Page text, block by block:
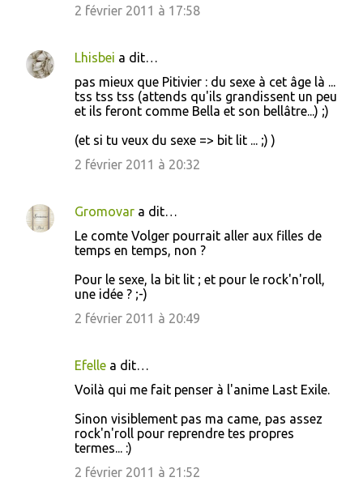
2 février 2011 à 17:58
Lhisbei a dit…
pas mieux que Pitivier : du sexe à cet âge là ...
tss tss tss (attends qu'ils grandissent un peu
et ils feront comme Bella et son bellâtre...) ;)
(et si tu veux du sexe => bit lit ... ;) )
2 février 2011 à 20:32
Gromovar a dit…
Le comte Volger pourrait aller aux filles de
temps en temps, non ?
Pour le sexe, la bit lit ; et pour le rock'n'roll,
une idée ? ;-)
2 février 2011 à 20:49
Efelle a dit…
Voilà qui me fait penser à l'anime Last Exile.
Sinon visiblement pas ma came, pas assez
rock'n'roll pour reprendre tes propres
termes... :)
2 février 2011 à 21:52